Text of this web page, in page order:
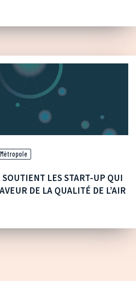
Métropole
LES START-UP QUI
DE LA QUALITÉ DE L’AIR